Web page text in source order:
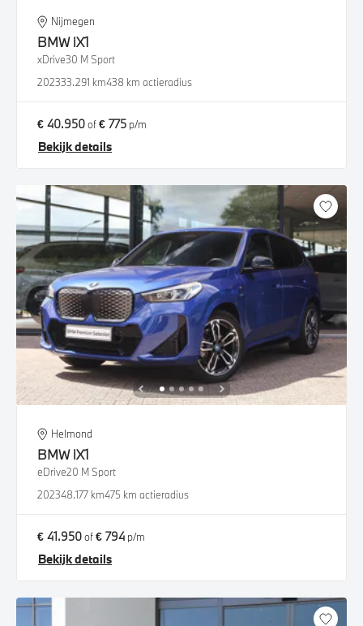
Nijmegen
BMW iX1
xDrive30 M Sport
202333.291 km438 km actieradius
€ 40.950of€ 775 p/m
Bekijk details
Helmond
BMW iX1
eDrive20 M Sport
202348.177 km475 km actieradius
€ 41.950of€ 794 p/m
Bekijk details